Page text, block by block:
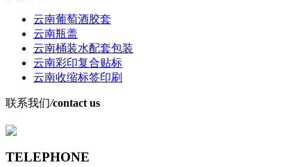
云南葡萄酒胶套
云南瓶盖
云南桶装水配套包装
云南彩印复合贴标
云南收缩标签印刷
联系我们/contact us
TELEPHONE